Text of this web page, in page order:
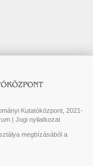
Kutatóközpont, 2021-
| Jogi nyilatkozat
megbízásából a